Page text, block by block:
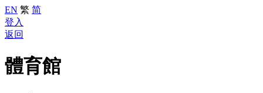
EN 繁 简
登入
返回
體育館